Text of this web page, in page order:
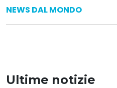
NEWS DAL MONDO
Ultime notizie